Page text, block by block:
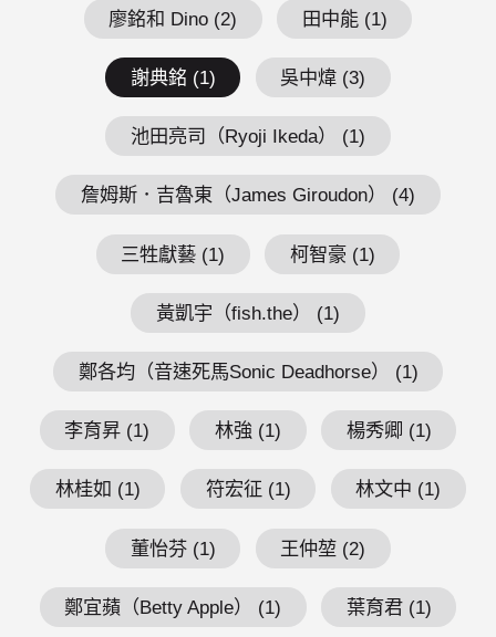
廖銘和 Dino (2) 田中能 (1)
謝典銘 (1) 吳中煒 (3)
池田亮司（Ryoji Ikeda） (1)
詹姆斯．吉魯東（James Giroudon） (4)
三牲獻藝 (1) 柯智豪 (1)
黃凱宇（fish.the） (1)
鄭各均（音速死馬Sonic Deadhorse） (1)
李育昇 (1) 林強 (1) 楊秀卿 (1)
林桂如 (1) 符宏征 (1) 林文中 (1)
董怡芬 (1) 王仲堃 (2)
鄭宜蘋（Betty Apple） (1) 葉育君 (1)